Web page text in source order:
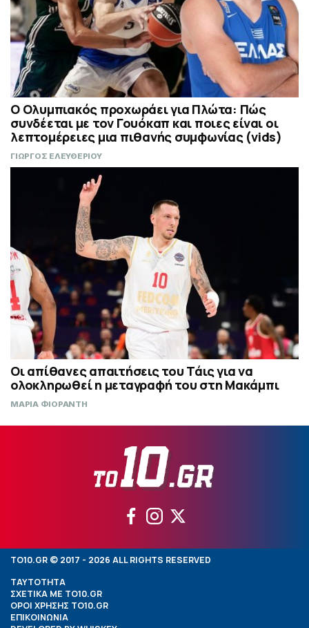
Ο Ολυμπιακός προχωράει για Πλώτα: Πώς
συνδέεται με τον Γουόκαπ και ποιες είναι οι
λεπτομέρειες μια πιθανής συμφωνίας (vids)
ΓΙΩΡΓΟΣ ΕΛΕΥΘΕΡΙΟΥ
Οι απίθανες απαιτήσεις του Τάις για να
ολοκληρωθεί η μεταγραφή του στη Μακάμπι
ΜΑΡΙΑ ΦΙΟΡΑΝΤΗ
TO10.GR © 2017 - 2026 ALL RIGHTS RESERVED
ΤΑΥΤΟΤΗΤΑ
ΣΧΕΤΙΚΑ ΜΕ TO10.GR
ΟΡΟΙ ΧΡΗΣΗΣ TO10.GR
ΕΠΙΚΟΙΝΩΝΙΑ